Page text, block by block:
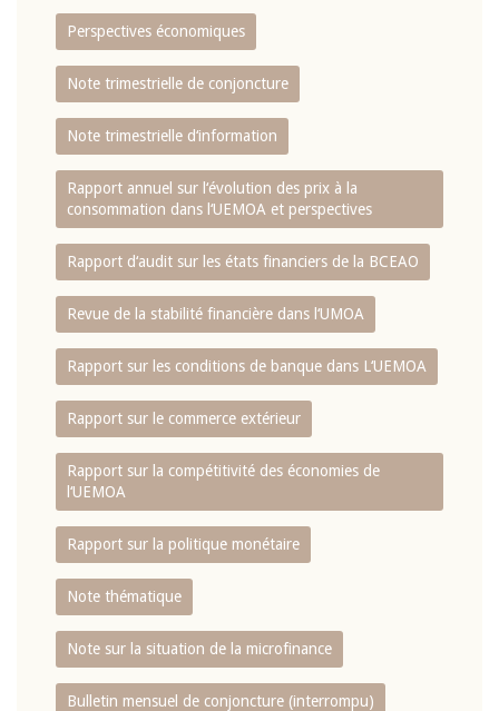
Perspectives économiques
Note trimestrielle de conjoncture
Note trimestrielle d‘information
Rapport annuel sur l‘évolution des prix à la
consommation dans l‘UEMOA et perspectives
Rapport d‘audit sur les états financiers de la BCEAO
Revue de la stabilité financière dans l‘UMOA
Rapport sur les conditions de banque dans L‘UEMOA
Rapport sur le commerce extérieur
Rapport sur la compétitivité des économies de
l‘UEMOA
Rapport sur la politique monétaire
Note thématique
Note sur la situation de la microfinance
Bulletin mensuel de conjoncture (interrompu)